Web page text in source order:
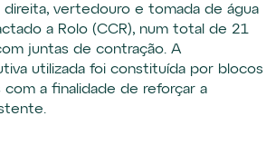
direita, vertedouro e tomada de água
a Rolo (CCR), num total de 21
juntas de contração. A
utilizada foi constituída por blocos
a finalidade de reforçar a